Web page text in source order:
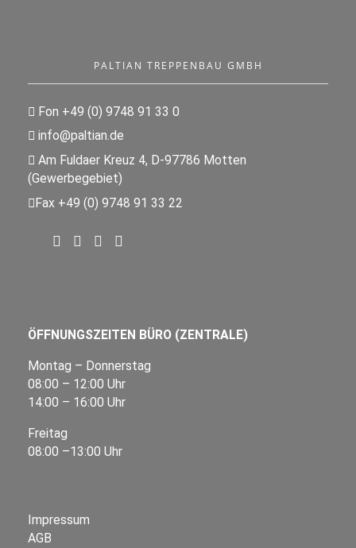
PALTIAN TREPPENBAU GMBH
Fon +49 (0) 9748 91 33 0
info@paltian.de
Am Fuldaer Kreuz 4, D-97786 Motten
(Gewerbegebiet)
Fax +49 (0) 9748 91 33 22
ÖFFNUNGSZEITEN BÜRO (ZENTRALE)
Montag – Donnerstag
08:00 – 12:00 Uhr
14:00 – 16:00 Uhr
Freitag
08:00 –13:00 Uhr
Impressum
AGB